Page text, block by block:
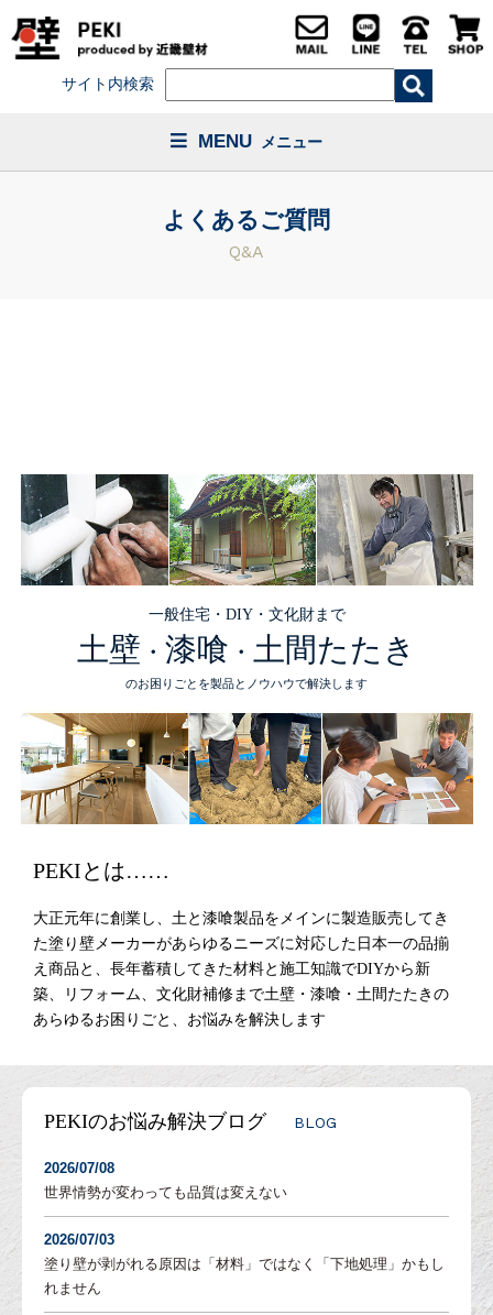
サイト内検索
MENU メニュー
よくあるご質問
Q&A
一般住宅・DIY・文化財まで
土壁 ・ 漆喰 ・ 土間たたき
のお困りごとを製品とノウハウで解決します
PEKIとは……
大正元年に創業し、土と漆喰製品をメインに製造販売してき
た塗り壁メーカーがあらゆるニーズに対応した日本一の品揃
え商品と、長年蓄積してきた材料と施工知識でDIYから新
築、リフォーム、文化財補修まで土壁・漆喰・土間たたきの
あらゆるお困りごと、お悩みを解決します
PEKIのお悩み解決ブログ BLOG
2026/07/08
世界情勢が変わっても品質は変えない
2026/07/03
塗り壁が剥がれる原因は「材料」ではなく「下地処理」かもし
れません